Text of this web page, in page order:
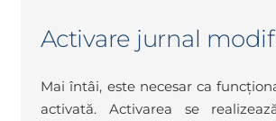
Activare jurnal
Mai întâi, este necesar ca
activată. Activarea se